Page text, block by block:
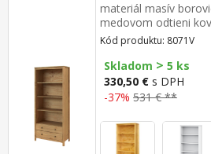
materiál masív
medovom odtieni
farebnom prevedení
police, dve zásuvky
Kód produktu: 8071V
Skladom > 5 ks
330,50 € s DPH
-37% 531 € **